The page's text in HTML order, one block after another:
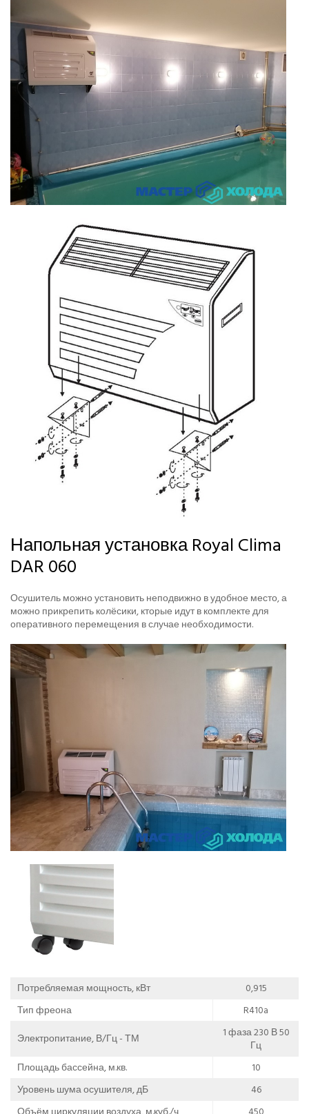
Напольная установка Royal Clima
DAR 060
Осушитель можно установить неподвижно в удобное место, а
можно прикрепить колёсики, кторые идут в комплекте для
оперативного перемещения в случае необходимости.
Потребляемая мощность, кВт
0,915
Тип фреона
R410a
Электропитание, В/Гц - ТМ
1 фаза 230 В 50
Гц
Площадь бассейна, м.кв.
10
Уровень шума осушителя, дБ
46